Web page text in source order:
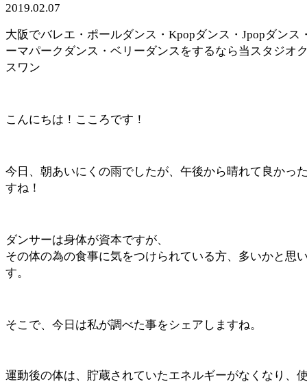
2019.02.07
大阪でバレエ・ポールダンス・Kpopダンス・Jpopダンス
ーマパークダンス・ベリーダンスをするなら当スタジオ
スワン
こんにちは！こころです！
今日、朝あいにくの雨でしたが、午後から晴れて良かっ
すね！
ダンサーは身体が資本ですが、
その体の為の食事に気をつけられている方、多いかと思
す。
そこで、今日は私が調べた事をシェアしますね。
運動後の体は、貯蔵されていたエネルギーがなくなり、